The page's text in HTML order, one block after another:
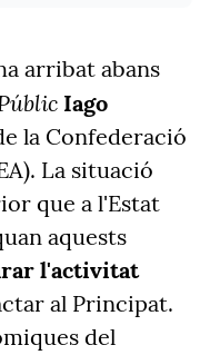
arribat abans
Iago
la Confederació
La situació
que a l'Estat
aquests
l'activitat
al Principat.
del